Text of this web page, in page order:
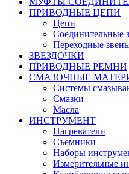
ПРИВОДНЫЕ ЦЕПИ
Цепи
Соединительные
Переходные
ЗВЕЗДОЧКИ
ПРИВОДНЫЕ РЕМНИ
СМАЗОЧНЫЕ
Системы
Смазки
Масла
ИНСТРУМЕНТ
Нагреватели
Съемники
Наборы
Измерительные